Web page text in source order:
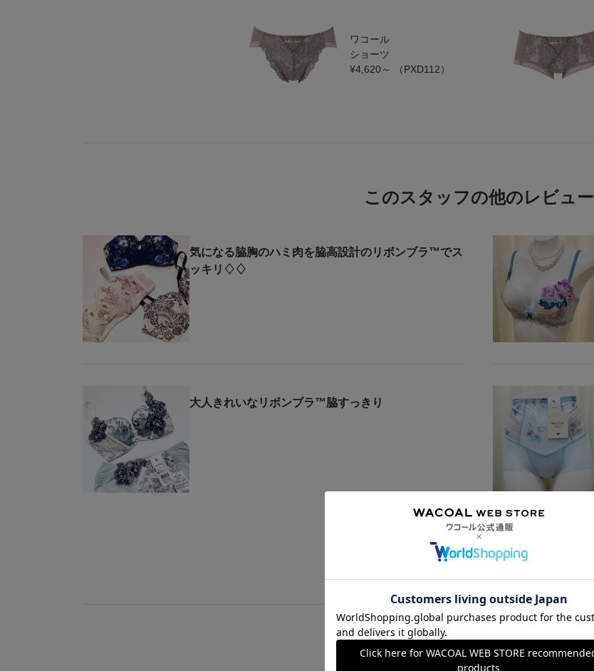
ワコール
ショーツ
¥4,620～
（PXD112）
このスタッフの他のレビュー
気になる脇胸のハミ肉を脇高設計のリボンブラ™でス
ッキリ♢♢
大人きれいなリボンブラ™脇すっきり
もっと見る
この商品の他のレビュー